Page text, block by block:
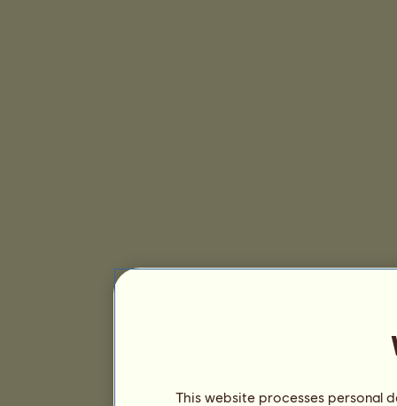
This website processes personal